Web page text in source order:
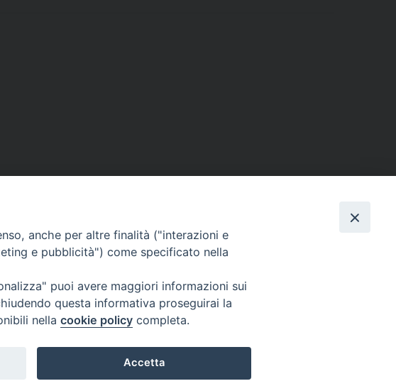
Via Beltrani, 9
Centralino Tel. 0883 494211
Cancelleria Tel. 0883 494204
cancelleria@arcidiocesitrani.it
anche per altre finalità ("interazioni e
e pubblicità") come specificato nella
puoi avere maggiori informazioni sui
questa informativa proseguirai la
nella cookie policy completa.
Accetta